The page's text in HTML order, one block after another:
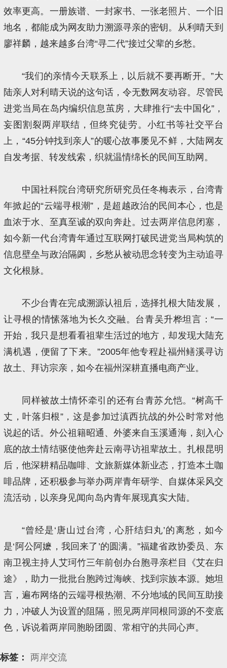
效率更高。一册族谱、一封家书、一张老照片、一个旧
地名，都能成为网友助力溯源寻亲的密钥。从利晴天到
廖祥麟，越来越多台湾“寻二代”接过父辈的乡愁。
“我们的亲情今天联系上，以后就不要再断开。”大
陆亲人对利晴天说的这句话，令无数网友动容。尽管民
进党当局在岛内编织信息茧房，大肆推行“去中国化”，
妄图割裂两岸联结，但终究徒劳。小红书等社交平台
上，“45分钟找到亲人”的暖心故事屡见不鲜，大陆网友
自发考据、转发线索，织就温情绵长的民间互助网。
中国社科院台湾研究所研究员任冬梅表示，台湾青
年掀起的“云端寻根潮”，是超越政治的民间本心，也是
血浓于水、至真至诚的双向奔赴。过去两岸信息闭塞，
如今新一代台湾青年通过互联网打破民进党当局构筑的
信息壁垒与政治隔阂，乡愁从被动思念转变为主动追寻
文化根脉。
不少台青在完成溯源认祖后，选择扎根大陆发展，
让寻根的情愫落地为长久交融。台青吴升桦坦言：“一
开始，我只是想看看祖辈生活过的地方，却发现大陆充
满机遇，便留了下来。”2005年他专程赴福州鳝溪寻访
故土、拜访宗亲，如今在福州深耕直播电商产业。
同样被故土情怀牵引的还有台青苏允恺。“树高千
丈，叶落归根”，这是参加过滇西抗战的外公时常对他
说起的话。外公祖籍昭通、外婆来自玉溪通海，刻入心
底的故土情结驱使他奔赴云南寻访祖辈故土。扎根昆明
后，他深耕精品咖啡、文旅新媒体新业态，打造本土咖
啡品牌，还积极参与举办两岸青年研学、自媒体采风交
流活动，以亲身见闻向岛内青年展现真实大陆。
“曾经是‘唐山过台湾，心肝结归丸’的离愁，如今
是‘阿公阿嬷，我回来了’的圆满。”福建省政协委员、东
南卫视主持人艾珂竹三年前创办台胞寻亲栏目《艾在归
途》，助力一批批台胞跨过海峡、找到宗族本源。她坦
言，遍布网络的云端寻根热潮、不分地域的民间互助接
力，冲破人为设置的阻隔，照见两岸同根同源的不变底
色，诉说着两岸同胞盼团圆、常相守的共同心声。
标签： 两岸交流